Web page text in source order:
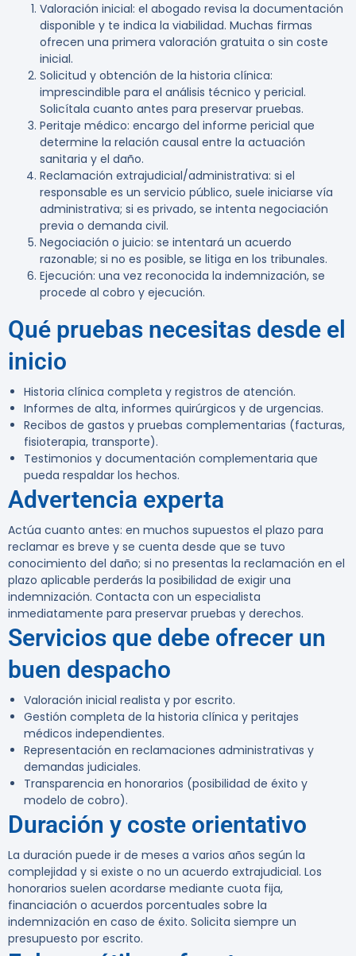
Valoración inicial: el abogado revisa la documentación
disponible y te indica la viabilidad. Muchas firmas
ofrecen una primera valoración gratuita o sin coste
inicial.
Solicitud y obtención de la historia clínica:
imprescindible para el análisis técnico y pericial.
Solicítala cuanto antes para preservar pruebas.
Peritaje médico: encargo del informe pericial que
determine la relación causal entre la actuación
sanitaria y el daño.
Reclamación extrajudicial/administrativa: si el
responsable es un servicio público, suele iniciarse vía
administrativa; si es privado, se intenta negociación
previa o demanda civil.
Negociación o juicio: se intentará un acuerdo
razonable; si no es posible, se litiga en los tribunales.
Ejecución: una vez reconocida la indemnización, se
procede al cobro y ejecución.
Qué pruebas necesitas desde el
inicio
Historia clínica completa y registros de atención.
Informes de alta, informes quirúrgicos y de urgencias.
Recibos de gastos y pruebas complementarias (facturas,
fisioterapia, transporte).
Testimonios y documentación complementaria que
pueda respaldar los hechos.
Advertencia experta
Actúa cuanto antes: en muchos supuestos el plazo para
reclamar es breve y se cuenta desde que se tuvo
conocimiento del daño; si no presentas la reclamación en el
plazo aplicable perderás la posibilidad de exigir una
indemnización. Contacta con un especialista
inmediatamente para preservar pruebas y derechos.
Servicios que debe ofrecer un
buen despacho
Valoración inicial realista y por escrito.
Gestión completa de la historia clínica y peritajes
médicos independientes.
Representación en reclamaciones administrativas y
demandas judiciales.
Transparencia en honorarios (posibilidad de éxito y
modelo de cobro).
Duración y coste orientativo
La duración puede ir de meses a varios años según la
complejidad y si existe o no un acuerdo extrajudicial. Los
honorarios suelen acordarse mediante cuota fija,
financiación o acuerdos porcentuales sobre la
indemnización en caso de éxito. Solicita siempre un
presupuesto por escrito.